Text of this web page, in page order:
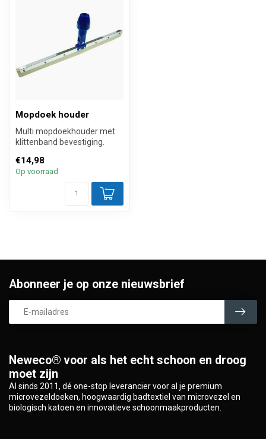
Mopdoek houder
Multi mopdoekhouder met
klittenband bevestiging.
mopsy...
€14,98
Op voorraad
Neweco® voor als het echt schoon en droog
moet zijn
Al sinds 2011, dé one-stop leverancier voor al je premium
microvezeldoeken, hoogwaardig badtextiel van microvezel en
biologisch katoen en innovatieve schoonmaakproducten.
Abonneer je op onze nieuwsbrief